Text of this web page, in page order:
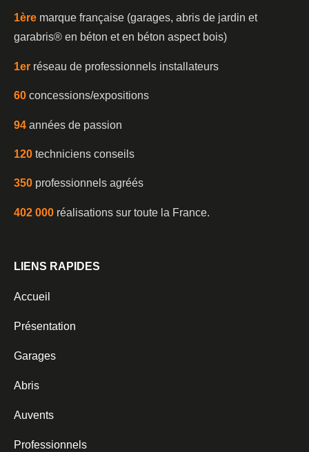
1ère marque française (garages, abris de jardin et
garabris®️ en béton et en béton aspect bois)
1er réseau de professionnels installateurs
60 concessions/expositions
94 années de passion
120 techniciens conseils
350 professionnels agréés
402 000 réalisations sur toute la France.
LIENS RAPIDES
Accueil
Présentation
Garages
Abris
Auvents
Professionnels